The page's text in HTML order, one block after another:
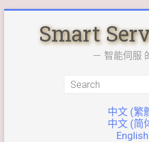
Smart
－ 智能伺服 的
中文 (繁
中文 (简
English